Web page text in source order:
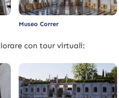
Museo Correr
con tour virtuali: